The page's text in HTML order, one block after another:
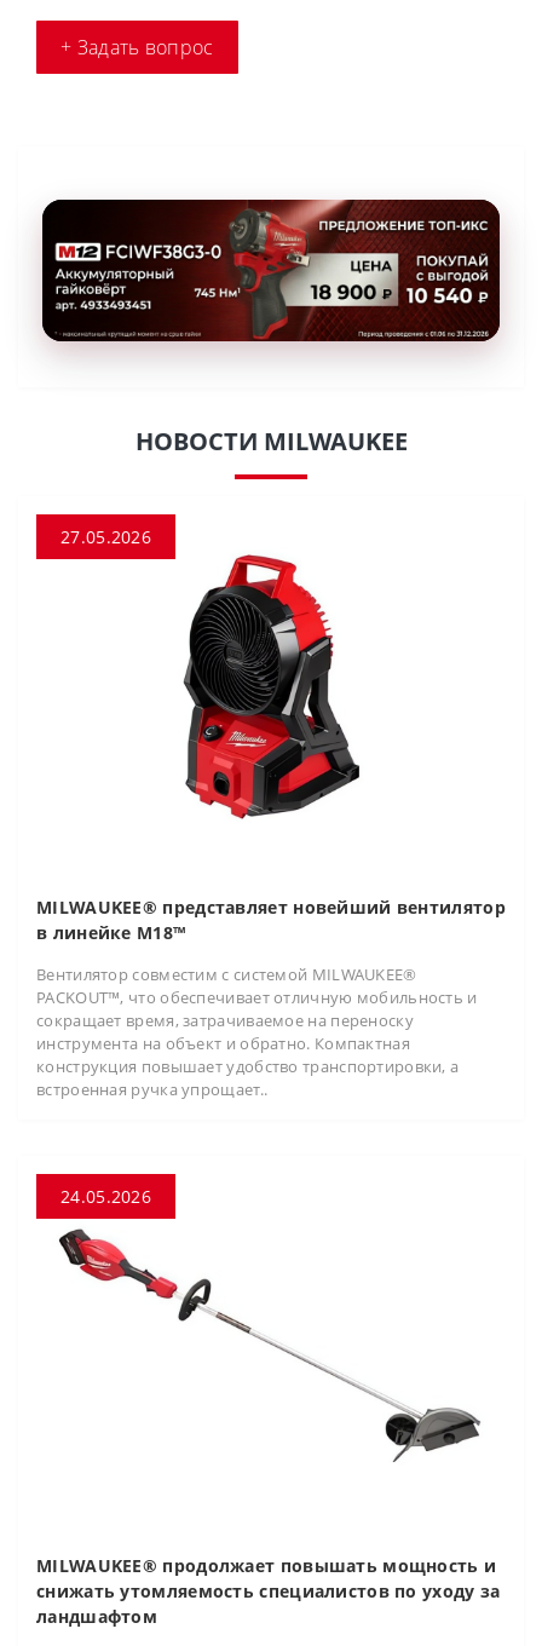
+ Задать вопрос
НОВОСТИ MILWAUKEE
27.05.2026
MILWAUKEE® представляет новейший вентилятор
в линейке M18™
Вентилятор совместим с системой MILWAUKEE®
PACKOUT™, что обеспечивает отличную мобильность и
сокращает время, затрачиваемое на переноску
инструмента на объект и обратно. Компактная
конструкция повышает удобство транспортировки, а
встроенная ручка упрощает..
24.05.2026
MILWAUKEE® продолжает повышать мощность и
снижать утомляемость специалистов по уходу за
ландшафтом